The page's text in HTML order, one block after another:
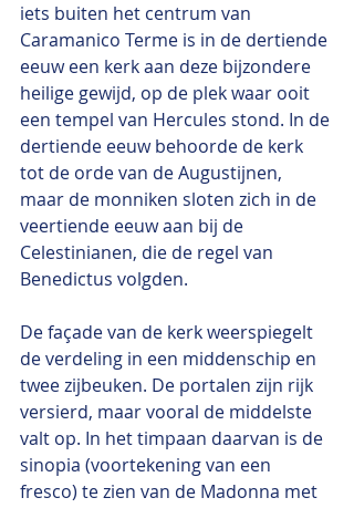
iets buiten het centrum van
Caramanico Terme is in de dertiende
eeuw een kerk aan deze bijzondere
heilige gewijd, op de plek waar ooit
een tempel van Hercules stond. In de
dertiende eeuw behoorde de kerk
tot de orde van de Augustijnen,
maar de monniken sloten zich in de
veertiende eeuw aan bij de
Celestinianen, die de regel van
Benedictus volgden.
De façade van de kerk weerspiegelt
de verdeling in een middenschip en
twee zijbeuken. De portalen zijn rijk
versierd, maar vooral de middelste
valt op. In het timpaan daarvan is de
sinopia (voortekening van een
fresco) te zien van de Madonna met